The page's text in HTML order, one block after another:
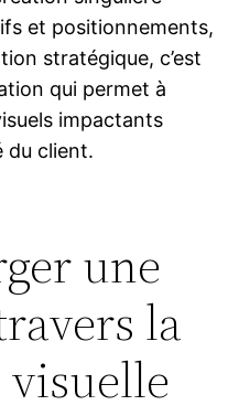
et positionnements,
stratégique, c’est
qui permet à
impactants
du client.
une
la
visuelle